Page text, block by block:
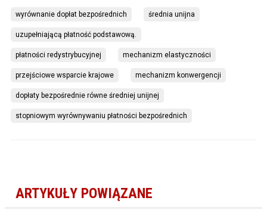
wyrównanie dopłat bezpośrednich średnia unijna
uzupełniającą płatność podstawową.
płatności redystrybucyjnej mechanizm elastyczności
przejściowe wsparcie krajowe mechanizm konwergencji
dopłaty bezpośrednie równe średniej unijnej
stopniowym wyrównywaniu płatności bezpośrednich
ARTYKUŁY POWIĄZANE